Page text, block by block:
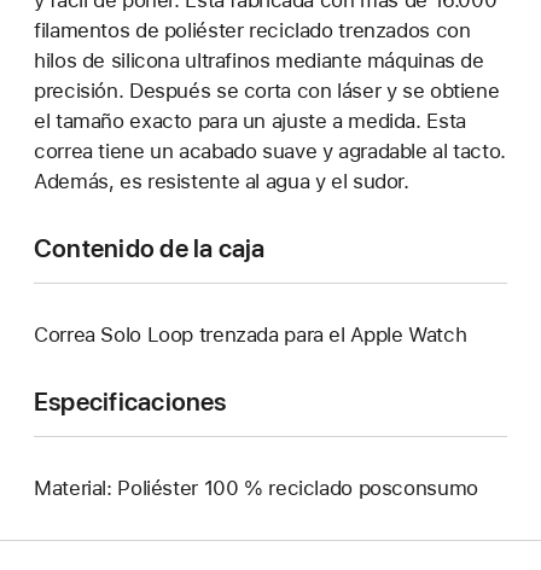
filamentos de poliéster reciclado trenzados con
hilos de silicona ultrafinos mediante máquinas de
precisión. Después se corta con láser y se obtiene
el tamaño exacto para un ajuste a medida. Esta
correa tiene un acabado suave y agradable al tacto.
Además, es resistente al agua y el sudor.
Contenido de la caja
Correa Solo Loop trenzada para el Apple Watch
Especificaciones
Material: Poliéster 100 % reciclado posconsumo